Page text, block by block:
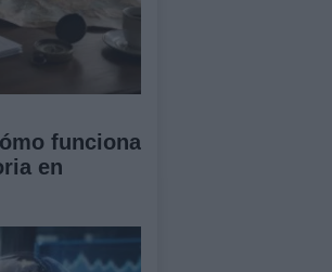
funciona
en